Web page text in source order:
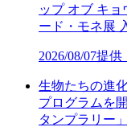
ップ オブ キ
ード・モネ展
2026/08/07提供
生物たちの進
プログラムを
タンプラリー